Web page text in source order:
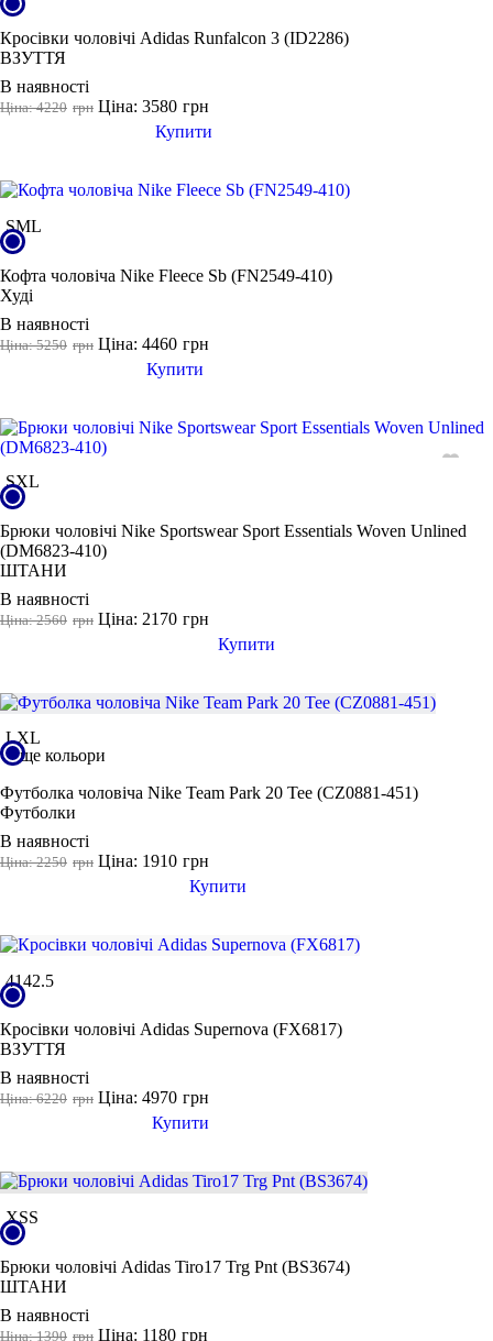
Виробник
Кросівки чоловічі Adidas Runfalcon 3 (ID2286)
ВЗУТТЯ
В наявності
грн
Ціна: 4220 грн
Ціна: 3580
Купити
SML
Кофта чоловіча Nike Fleece Sb (FN2549-410)
Худі
В наявності
грн
Ціна: 5250 грн
Ціна: 4460
Купити
SXL
Брюки чоловічі Nike Sportswear Sport Essentials Woven Unlined
(DM6823-410)
ШТАНИ
В наявності
грн
Ціна: 2560 грн
Ціна: 2170
Купити
LXL
ще кольори
Футболка чоловіча Nike Team Park 20 Tee (CZ0881-451)
Футболки
В наявності
грн
Ціна: 2250 грн
Ціна: 1910
Купити
4142.5
Кросівки чоловічі Adidas Supernova (FX6817)
ВЗУТТЯ
В наявності
грн
Ціна: 6220 грн
Ціна: 4970
Купити
XSS
Брюки чоловічі Adidas Tiro17 Trg Pnt (BS3674)
ШТАНИ
В наявності
грн
Ціна: 1390 грн
Ціна: 1180